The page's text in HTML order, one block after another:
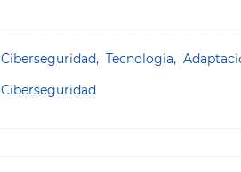
Ciberseguridad, Tecnologia,
Ciberseguridad